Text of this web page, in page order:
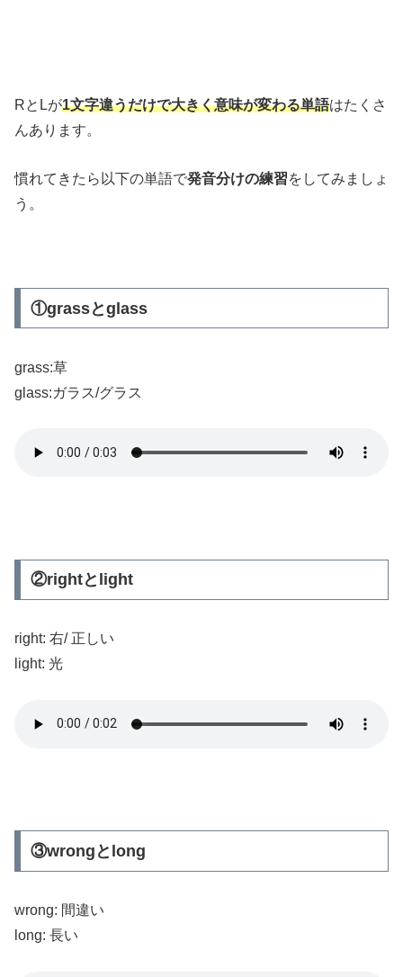
RとLが1文字違うだけで大きく意味が変わる単語はたくさ
んあります。
慣れてきたら以下の単語で発音分けの練習をしてみましょ
う。
①grassとglass
grass:草
glass:ガラス/グラス
②rightとlight
right: 右/ 正しい
light: 光
③wrongとlong
wrong: 間違い
long: 長い